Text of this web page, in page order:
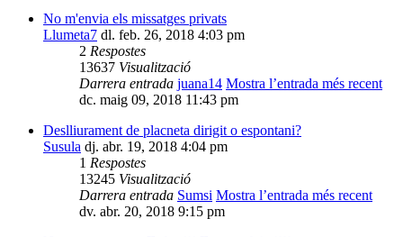
No m'envia els missatges privats
Llumeta7 dl. feb. 26, 2018 4:03 pm
2 Respostes
13637 Visualització
Darrera entrada juana14 Mostra l’entrada més recent
dc. maig 09, 2018 11:43 pm
Deslliurament de placneta dirigit o espontani?
Susula dj. abr. 19, 2018 4:04 pm
1 Respostes
13245 Visualització
Darrera entrada Sumsi Mostra l’entrada més recent
dv. abr. 20, 2018 9:15 pm